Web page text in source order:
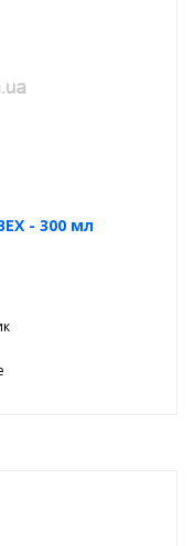
- 300 мл